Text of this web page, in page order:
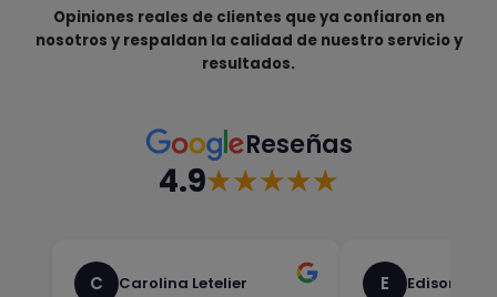
Opiniones reales de clientes que ya confiaron en
nosotros y respaldan la calidad de nuestro servicio y
resultados.
Reseñas
4.9★★★★★
C Carolina Letelier E Edison